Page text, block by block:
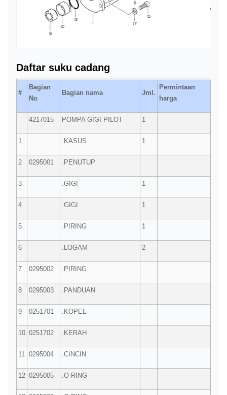
Daftar suku cadang
#
Bagian
No
Bagian nama Jml.
Permintaan
harga
4217015 POMPA GIGI PILOT 1
1 .KASUS 1
2 0295001 .PENUTUP
3 .GIGI 1
4 .GIGI 1
5 .PIRING 1
6 .LOGAM 2
7 0295002 .PIRING
8 0295003 .PANDUAN
9 0251701 .KOPEL
10 0251702 .KERAH
11 0295004 .CINCIN
12 0295005 .O-RING